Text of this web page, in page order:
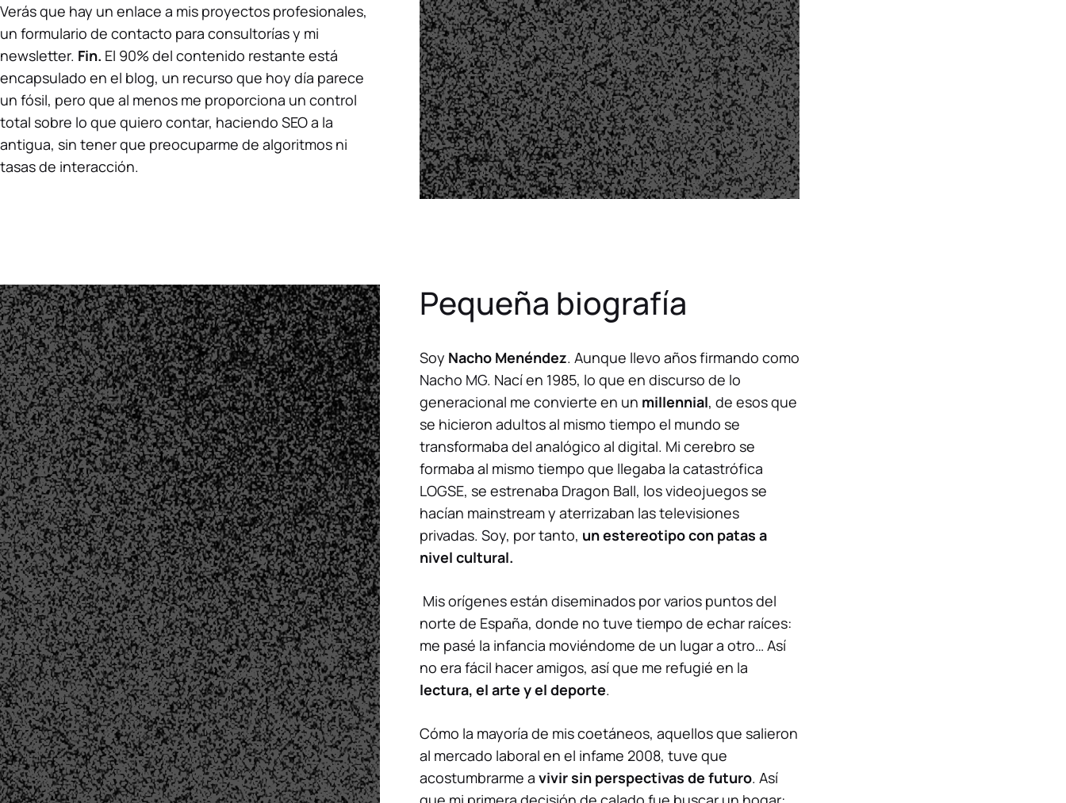
Verás que hay un enlace a mis proyectos profesionales,
un formulario de contacto para consultorías y mi
newsletter. Fin. El 90% del contenido restante está
encapsulado en el blog, un recurso que hoy día parece
un fósil, pero que al menos me proporciona un control
total sobre lo que quiero contar, haciendo SEO a la
antigua, sin tener que preocuparme de algoritmos ni
tasas de interacción.
Pequeña biografía
Soy Nacho Menéndez. Aunque llevo años firmando como
Nacho MG. Nací en 1985, lo que en discurso de lo
generacional me convierte en un millennial, de esos que
se hicieron adultos al mismo tiempo el mundo se
transformaba del analógico al digital. Mi cerebro se
formaba al mismo tiempo que llegaba la catastrófica
LOGSE, se estrenaba Dragon Ball, los videojuegos se
hacían mainstream y aterrizaban las televisiones
privadas. Soy, por tanto, un estereotipo con patas a
nivel cultural.
Mis orígenes están diseminados por varios puntos del
norte de España, donde no tuve tiempo de echar raíces:
me pasé la infancia moviéndome de un lugar a otro… Así
no era fácil hacer amigos, así que me refugié en la
lectura, el arte y el deporte.
Cómo la mayoría de mis coetáneos, aquellos que salieron
al mercado laboral en el infame 2008, tuve que
acostumbrarme a vivir sin perspectivas de futuro. Así